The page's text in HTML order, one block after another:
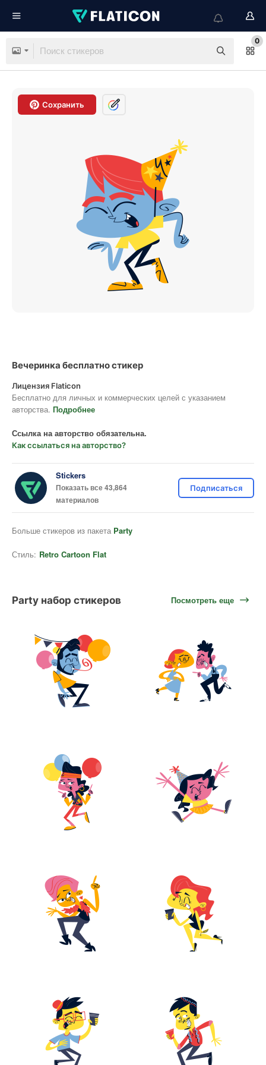
0
Сохранить
Вечеринка бесплатно стикер
Лицензия Flaticon
Бесплатно для личных и коммерческих целей с указанием
авторства. Подробнее
Ссылка на авторство обязательна.
Как ссылаться на авторство?
Stickers
Показать все 43,864
материалов
Подписаться
Больше стикеров из пакета Party
Стиль: Retro Cartoon Flat
Party набор стикеров Посмотреть еще